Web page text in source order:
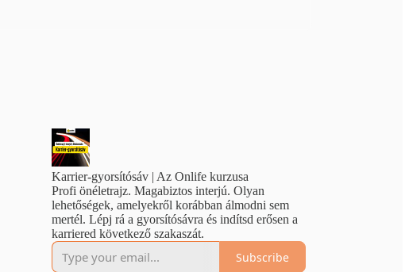
Karrier-gyorsítósáv | Az Onlife kurzusa
Profi önéletrajz. Magabiztos interjú. Olyan
lehetőségek, amelyekről korábban álmodni sem
mertél. Lépj rá a gyorsítósávra és indítsd erősen a
karriered következő szakaszát.
Subscribe